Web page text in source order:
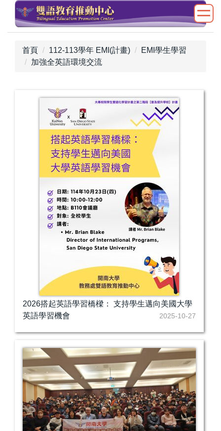
主
首頁 112-113學年 EMI(計畫)
EMI學生學習
加強全英語環境交流
2026搭起英語學習橋樑： 支持學生邁向美國大學
英語學習機會
2025-10-27